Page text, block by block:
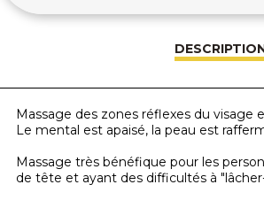
Massage des zones réflexes du visage
Le mental est apaisé, la peau est
Massage très bénéfique pour les
de tête et ayant des difficultés à